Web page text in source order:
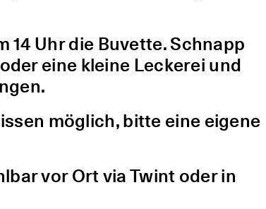
14 Uhr die Buvette. Schnapp
eine kleine Leckerei und
möglich, bitte eine eigene
vor Ort via Twint oder in